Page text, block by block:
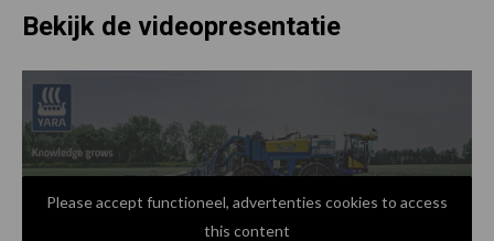
Bekijk de videopresentatie
Please accept functioneel, advertenties cookies to access
this content